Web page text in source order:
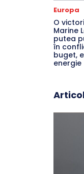
Europa
O
Marine
putea
în
buget,
energie